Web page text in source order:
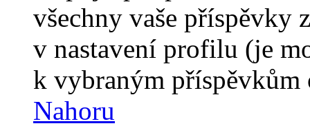
všechny vaše příspěvky
v nastavení profilu (je
k vybraným příspěvkům
Nahoru